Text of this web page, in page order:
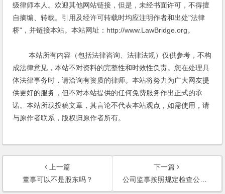
级律师本人。欢迎其他网站链接，但是，未经书面许可，不得擅
自摘编、转载。引用及经许可转载时均应注明作者和出处"法律
桥"，并链接本站。本站网址：http://www.LawBridge.org。
本站所有内容（包括法律咨询、法律法规）仅供参考，不构
成法律意见，本站不对资料的完整性和时效性负责。您在处理具
体法律事务时，请洽询有资质的律师。本站将努力为广大网友提
供更好的服务，但不对本站提供的任何免费服务作出正式的承
诺。本站所载投稿文章，其言论不代表本站观点，如需使用，请
与原作者联系，版权归原作者所有。
上一篇
董事可以不是股东吗？
下一篇
公司监事按照规定检查公司财务，遭到法人代表拒绝，监事怎样才能履行职责？